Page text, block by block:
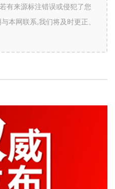
有来源标注错误或侵犯了您
本网联系,我们将及时更正、